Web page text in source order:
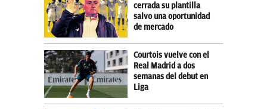
cerrada su plantilla
salvo una oportunidad
de mercado
Courtois vuelve con el
Real Madrid a dos
semanas del debut en
Liga